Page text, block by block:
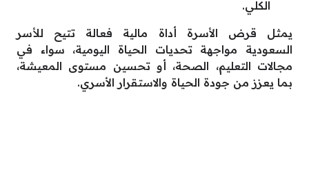
الكلي.
يمثل قرض الأسرة أداة مالية فعالة تتيح للأسر
السعودية مواجهة تحديات الحياة اليومية، سواء في
مجالات التعليم، الصحة، أو تحسين مستوى المعيشة،
بما يعزز من جودة الحياة والاستقرار الأسري.